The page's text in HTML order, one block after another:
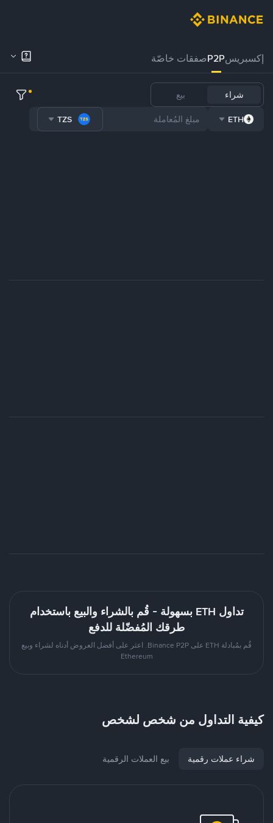
إكسبريسP2Pصفقات خاصّة
شراء بيع
ETH
TZS
تداول ETH بسهولة - قُم بالشراء والبيع باستخدام
طرقك المُفضّلة للدفع
قُم بمُبادلة ETH على Binance P2P. اعثر على أفضل العروض أدناه لشراء وبيع
Ethereum
كيفية التداول من شخص لشخص
شراء عملات رقمية بيع العملات الرقمية